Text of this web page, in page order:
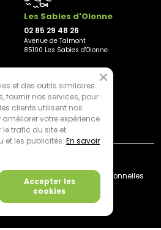
Les Sables d'Olonne
02 85 29 48 26
Avenue de Talmont
85100 Les Sables d'Olonne
Mentions légales
Données personnelles
Cookies
et des outils similaires
fournir nos services, pour
clients utilisent nos
votre expérience
trafic du site et
et les publicités. En savoir
Accepter les
cookies